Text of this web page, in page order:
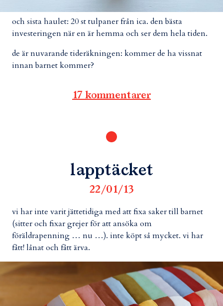
och sista haulet: 20 st tulpaner från ica. den bästa
investeringen när en är hemma och ser dem hela tiden.
de är nuvarande tideräkningen: kommer de ha vissnat
innan barnet kommer?
17 kommentarer
lapptäcket
22/01/13
vi har inte varit jättetidiga med att fixa saker till barnet
(sitter och fixar grejer för att ansöka om
föräldrapenning … nu …). inte köpt så mycket. vi har
fått! lånat och fått ärva.